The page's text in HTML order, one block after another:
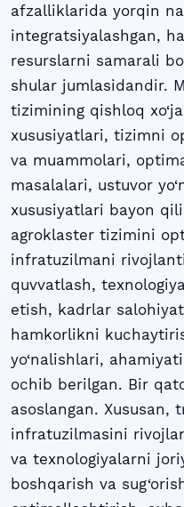
afzalliklarida yorqin
integratsiyalashgan,
resurslarni samarali
shular jumlasidandir.
tizimining qishloq
xususiyatlari, tizimni
va muammolari,
masalalari, ustuvor
xususiyatlari bayon
agroklaster tizimini
infratuzilmani
quvvatlash,
etish, kadrlar
hamkorlikni
yo‘nalishlari,
ochib berilgan. Bir
asoslangan. Xususan,
infratuzilmasini
va texnologiyalarni
boshqarish va